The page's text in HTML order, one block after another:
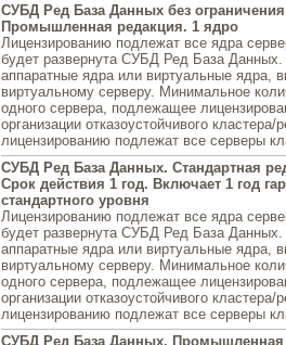
СУБД Ред База Данных без
Промышленная редакция. 1 ядро
Лицензированию подлежат все ядра
будет развернута СУБД Ред База
аппаратные ядра или виртуальные ядра,
виртуальному серверу. Минимальное
одного сервера, подлежащее
организации отказоустойчивого кластера/
лицензированию подлежат все серверы
СУБД Ред База Данных. Стандартная
Срок действия 1 год. Включает 1 год
стандартного уровня
Лицензированию подлежат все ядра
будет развернута СУБД Ред База
аппаратные ядра или виртуальные ядра,
виртуальному серверу. Минимальное
одного сервера, подлежащее
организации отказоустойчивого кластера/
лицензированию подлежат все серверы
СУБД Ред База Данных. Промышленная